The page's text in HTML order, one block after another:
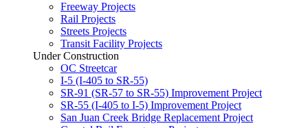
Freeway Projects
Rail Projects
Streets Projects
Transit Facility Projects
Under Construction
OC Streetcar
I-5 (I-405 to SR-55)
SR-91 (SR-57 to SR-55) Improvement Project
SR-55 (I-405 to I-5) Improvement Project
San Juan Creek Bridge Replacement Project